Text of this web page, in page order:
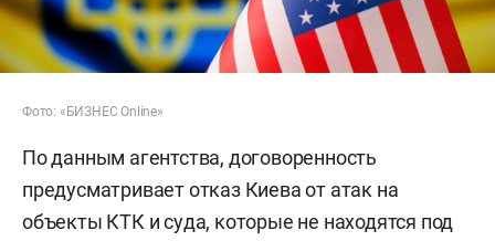
Фото: «БИЗНЕС Online»
По данным агентства, договоренность
предусматривает отказ Киева от атак на
объекты КТК и суда, которые не находятся под